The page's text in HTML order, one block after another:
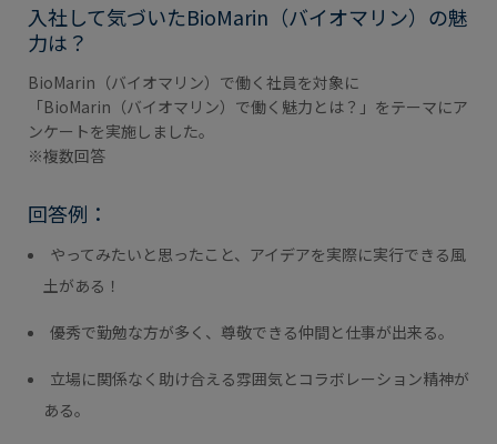
入社して気づいたBioMarin（バイオマリン）の魅
力は？
BioMarin（バイオマリン）で働く社員を対象に
「BioMarin（バイオマリン）で働く魅力とは？」をテーマにア
ンケートを実施しました。
※複数回答
回答例：
やってみたいと思ったこと、アイデアを実際に実行できる風
土がある！
優秀で勤勉な方が多く、尊敬できる仲間と仕事が出来る。
立場に関係なく助け合える雰囲気とコラボレーション精神が
ある。